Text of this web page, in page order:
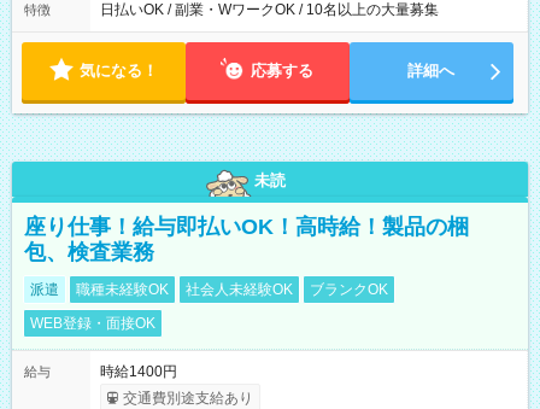
特徴 日払いOK / 副業・WワークOK / 10名以上の大量募集
気になる！ 応募する 詳細へ
未読
座り仕事！給与即払いOK！高時給！製品の梱
包、検査業務
派遣 職種未経験OK 社会人未経験OK
ブランクOK
WEB登録・面接OK
給与
時給1400円
交通費別途支給あり